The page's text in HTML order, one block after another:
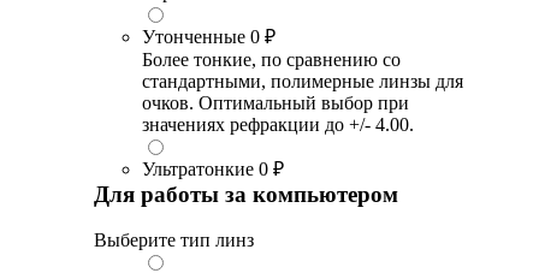
Утонченные 0 ₽
Более тонкие, по сравнению со
стандартными, полимерные линзы для
очков. Оптимальный выбор при
значениях рефракции до +/- 4.00.
Ультратонкие 0 ₽
Для работы за компьютером
Выберите тип линз